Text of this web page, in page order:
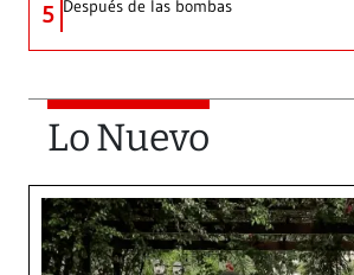
5 Después de las bombas
Lo Nuevo